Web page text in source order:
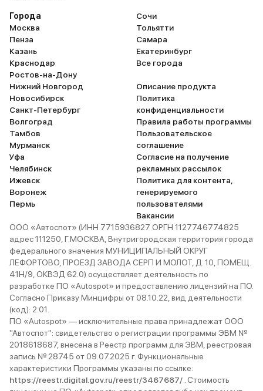
Города
Москва
Пенза
Казань
Краснодар
Ростов-на-Дону
Нижний Новгород
Новосибирск
Санкт-Петербург
Волгоград
Тамбов
Мурманск
Уфа
Челябинск
Ижевск
Воронеж
Пермь
Сочи
Тольятти
Самара
Екатеринбург
Все города
Описание продукта
Политика
конфиденциальности
Правила работы программы
Пользовательское
соглашение
Согласие на получение
рекламных рассылок
Политика для контента,
генерируемого
пользователями
Вакансии
ООО «Автоспот» (ИНН 7715936827 ОРГН 1127746774825
адрес 111250, Г.МОСКВА, Внутригородская территория города
федерального значения МУНИЦИПАЛЬНЫЙ ОКРУГ
ЛЕФОРТОВО, ПРОЕЗД ЗАВОДА СЕРП И МОЛОТ, Д. 10, ПОМЕЩ.
41Н/9, ОКВЭД 62.0) осуществляет деятельность по
разработке ПО «Autospot» и предоставлению лицензий на ПО.
Согласно Приказу Минцифры от 08.10.22, вид деятельности
(код): 2.01.
ПО «Autospot» — исключительные права принадлежат ООО
"Автоспот": свидетельство о регистрации программы ЭВМ №
2018618687, внесена в Реестр программ для ЭВМ, реестровая
запись № 28745 от 09.07.2025 г. Функциональные
характеристики Программы указаны по ссылке:
https://reestr.digital.gov.ru/reestr/3467687/ . Стоимость